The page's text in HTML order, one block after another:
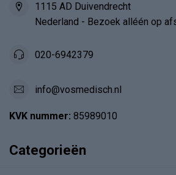
1115 AD Duivendrecht
Nederland - Bezoek alléén op
020-6942379
info@vosmedisch.nl
KVK nummer: 85989010
Categorieën